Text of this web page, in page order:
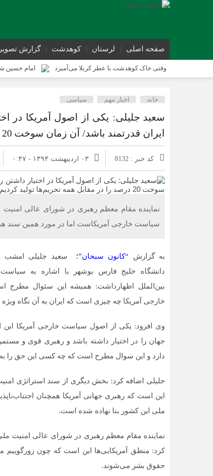
صفحه اصلی لرستان کوهدشت گزارش
وقتی خاک کوهدشت با عطر کربلا می‌آمیزد امام حسین
کوهدشت در آستانه اربعین؛ از آمادگی زیرساختی تا آمادگی
خانه اخبار مهم سیاسی
سعید جلیلی: یکی از اصول آمریکا در
ایران قدرتمند باشد/ آن زمان سوخت 20 درصد را در مقابل همه تحریم‌ها تولید کردیم.
کد خبر : 8132 ۰۳ اردیبهشت ۱۳۹۴ - ۰:۴۷
نماینده مقام معظم رهبری در شورای عالی
سیاست خارجی آمریکاست اما در مورد همین سند
به گزارش “کانون سبحان”؛ سعید جلیلی امشب
دانشگاه خلیج فارس بوشهر با اشاره به
بین‌الملل اظهارداشت: همیشه این سئوال
خارجی آمریکا چه چیزی است که ایران به آن نگاه ویژه
وی افزود: یکی از اصول سیاست خارجی آمریکا این
جهان را در اختیار داشته باشد ‌و‌ رهبری قوی و
دارد و این سوال مطرح است که چه کسی این حق را
جلیلی اضافه کرد: بخش دیگری از سند استراتژی
این است که رهبری جهانی آمریکا همچنان
ملی این کشور بنا نهاده شده است.
نماینده مقام معظم رهبری در شورای عالی امنیت
کرد: منطق آمریکایی‌ها این است که چون زورگوییم
حقوق بشر می‌شوند.